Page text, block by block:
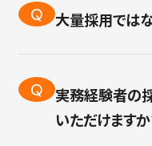
しています。
でなければ特
Q 大量採用では
A
1名から募集可
月額費用は掛
タイミングでご
Q
実務経験者の
いただけますか